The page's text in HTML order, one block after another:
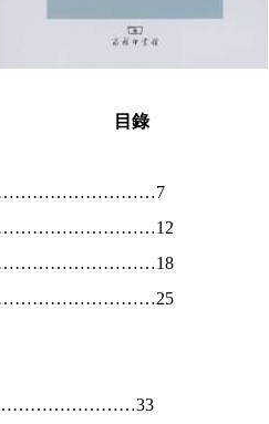
目錄
7
12
18
25
33